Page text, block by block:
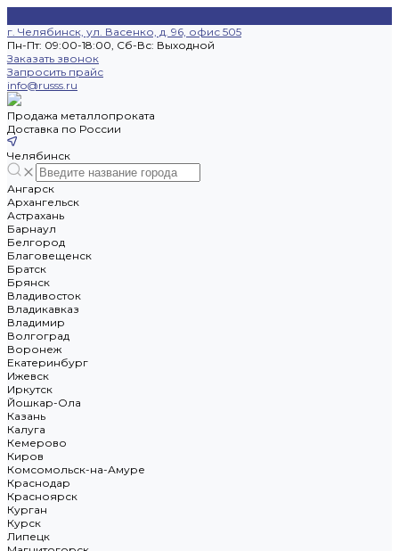
г. Челябинск, ул. Васенко, д. 96, офис 505
Пн-Пт: 09:00-18:00, Cб-Вс: Выходной
Заказать звонок
Запросить прайс
info@russs.ru
Продажа металлопроката
Доставка по России
Челябинск
Ангарск
Архангельск
Астрахань
Барнаул
Белгород
Благовещенск
Братск
Брянск
Владивосток
Владикавказ
Владимир
Волгоград
Воронеж
Екатеринбург
Ижевск
Иркутск
Йошкар-Ола
Казань
Калуга
Кемерово
Киров
Комсомольск-на-Амуре
Краснодар
Красноярск
Курган
Курск
Липецк